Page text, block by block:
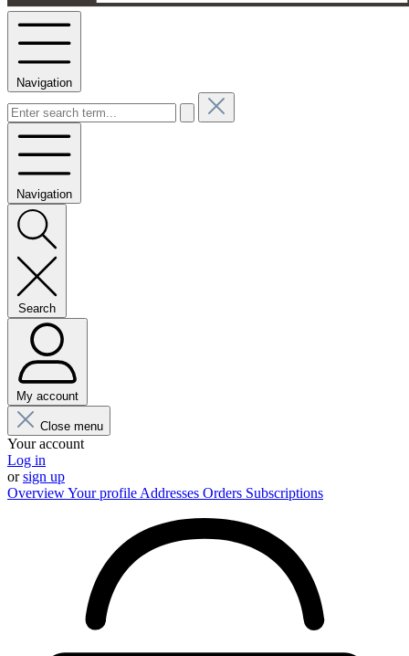
Navigation
Navigation
Search
My account
Close menu
Your account
Log in
orsign up
OverviewYour profile Addresses Orders Subscriptions